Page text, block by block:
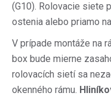
(G10). Rolovacie siete
ostenia alebo priamo
V prípade montáže na
box bude mierne
rolovacích sietí sa
okenného rámu.